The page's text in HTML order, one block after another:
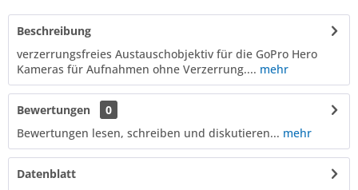
Beschreibung
verzerrungsfreies Austauschobjektiv für die GoPro Hero
Kameras für Aufnahmen ohne Verzerrung.... mehr
Bewertungen
0
Bewertungen lesen, schreiben und diskutieren... mehr
Datenblatt